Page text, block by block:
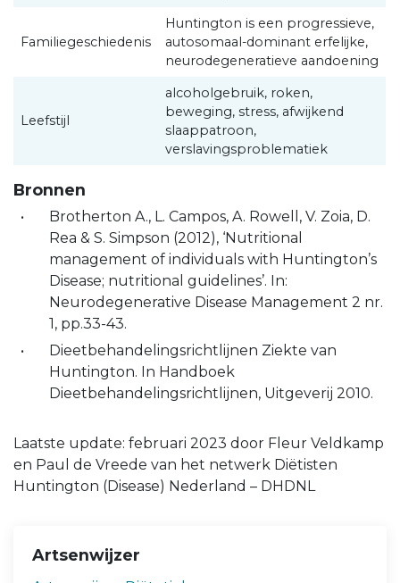
Familiegeschiedenis
Huntington is een progressieve,
autosomaal-dominant erfelijke,
neurodegeneratieve aandoening
Leefstijl
alcoholgebruik, roken,
beweging, stress, afwijkend
slaappatroon,
verslavingsproblematiek
Bronnen
Brotherton A., L. Campos, A. Rowell, V. Zoia, D.
Rea & S. Simpson (2012), ‘Nutritional
management of individuals with Huntington’s
Disease; nutritional guidelines’. In:
Neurodegenerative Disease Management 2 nr.
1, pp.33-43.
Dieetbehandelingsrichtlijnen Ziekte van
Huntington. In Handboek
Dieetbehandelingsrichtlijnen, Uitgeverij 2010.
Laatste update: februari 2023 door Fleur Veldkamp
en Paul de Vreede van het netwerk Diëtisten
Huntington (Disease) Nederland – DHDNL
Artsenwijzer